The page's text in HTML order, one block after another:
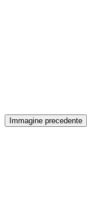
Immagine precedente